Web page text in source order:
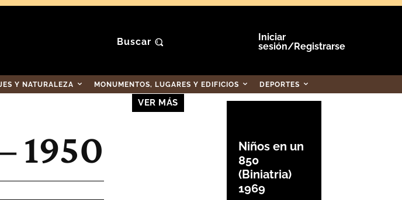
Buscar
Iniciar
sesión/Registrarse
Y NATURALEZA MONUMENTOS, LUGARES Y EDIFICIOS DEPORTES
1950
VER MÁS
Niños en un
850
(Biniatria)
1969